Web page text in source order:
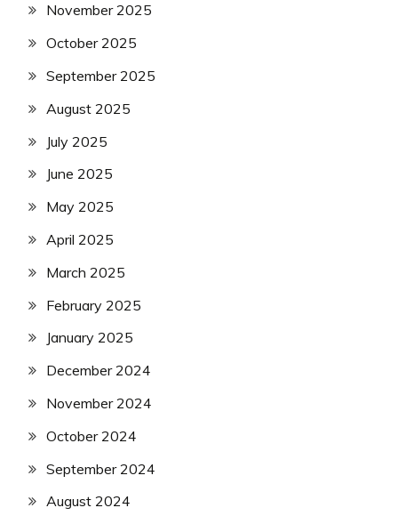
November 2025
October 2025
September 2025
August 2025
July 2025
June 2025
May 2025
April 2025
March 2025
February 2025
January 2025
December 2024
November 2024
October 2024
September 2024
August 2024